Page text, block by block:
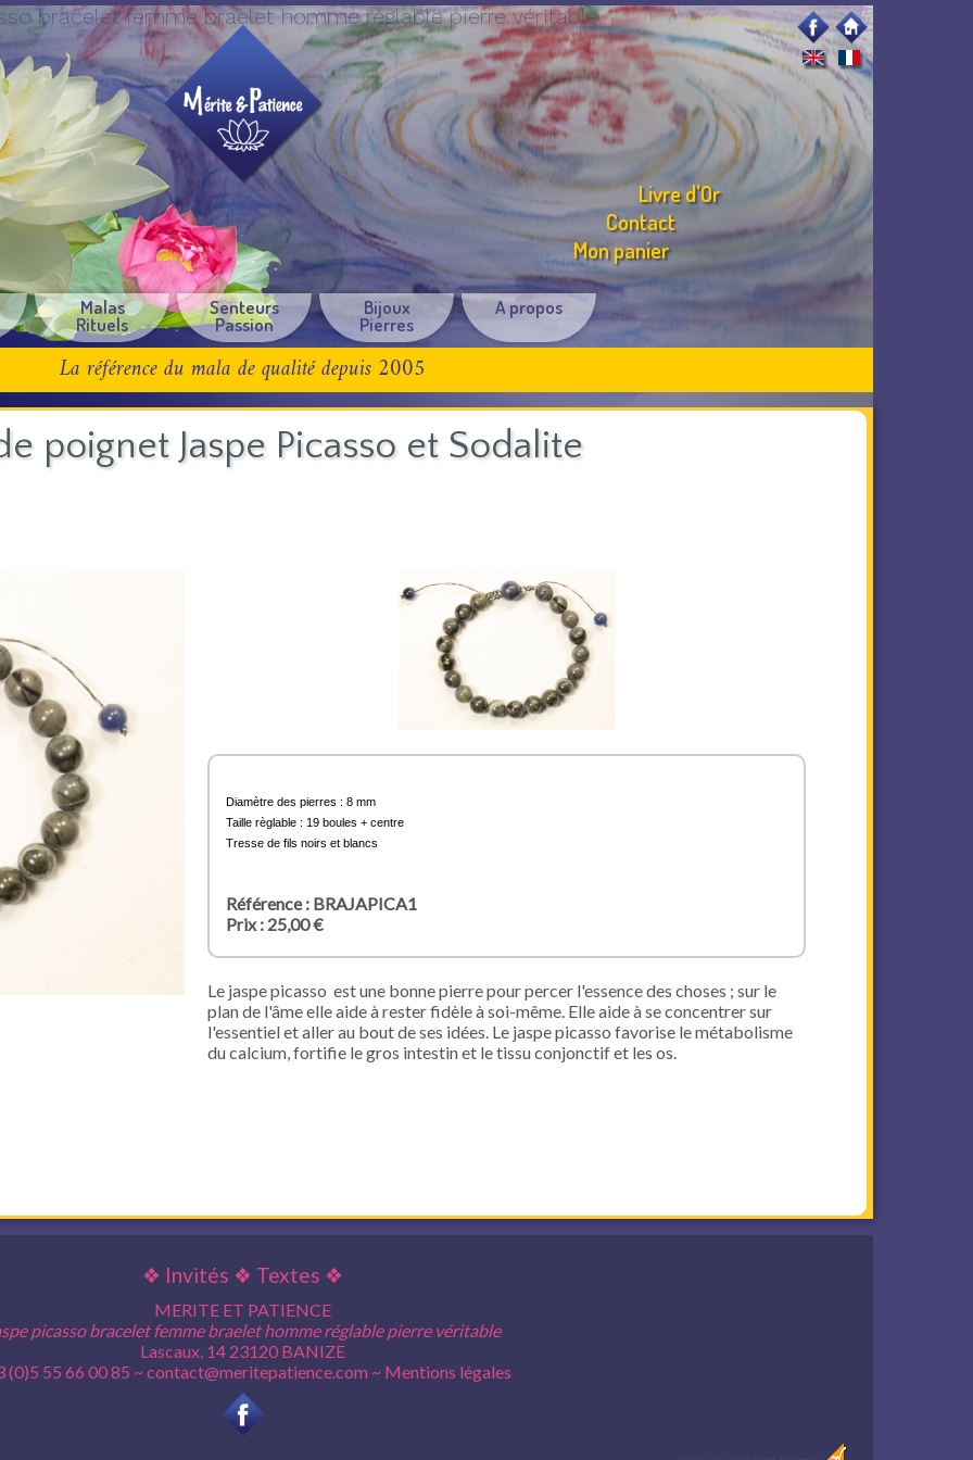
bracelet femme braelet homme réglable pierre véritable
Malas
Rituels
Senteurs
Passion
Bijoux
Pierres
A propos
Livre d'Or
Contact
Mon panier
La référence du mala de qualité depuis 2005
poignet Jaspe Picasso et Sodalite
Diamètre des pierres : 8 mm
Taille règlable : 19 boules + centre
Tresse de fils noirs et blancs
Référence : BRAJAPICA1
Prix : 25,00 €
Le jaspe picasso est une bonne pierre pour percer l'essence des choses ; sur le
plan de l'âme elle aide à rester fidèle à soi-même. Elle aide à se concentrer sur
l'essentiel et aller au bout de ses idées. Le jaspe picasso favorise le métabolisme
du calcium, fortifie le gros intestin et le tissu conjonctif et les os.
❖ Invités ❖ Textes ❖
MERITE ET PATIENCE
picasso bracelet femme braelet homme réglable pierre véritable
Lascaux, 14 23120 BANIZE
(0)5 55 66 00 85 ~contact@meritepatience.com ~ Mentions légales